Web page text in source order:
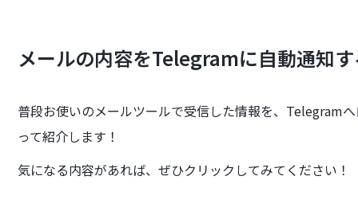
メールの内容をTelegramに自動通知
普段お使いのメールツールで受信した情報を、Telegram
って紹介します！
気になる内容があれば、ぜひクリックしてみてください！